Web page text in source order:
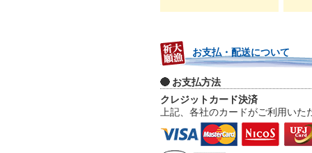
お支払・配送について
お支払方法
クレジットカード決済
上記、各社のカードがご利用いた